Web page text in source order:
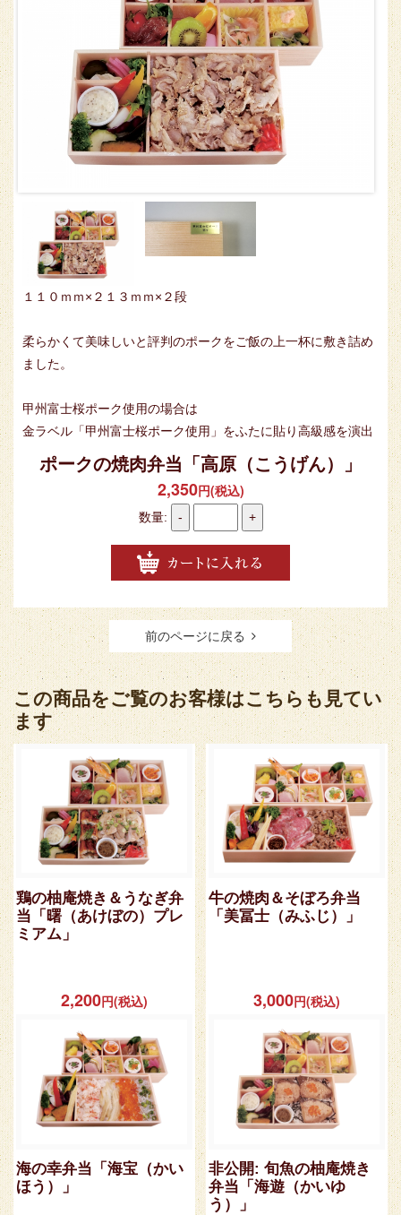
１１０ｍｍ×２１３ｍｍ×２段
柔らかくて美味しいと評判のポークをご飯の上一杯に敷き詰め
ました。
甲州富士桜ポーク使用の場合は
金ラベル「甲州富士桜ポーク使用」をふたに貼り高級感を演出
ポークの焼肉弁当「高原（こうげん）」
2,350円(税込)
数量: - +
前のページに戻る
この商品をご覧のお客様はこちらも見てい
ます
鶏の柚庵焼き＆うなぎ弁
当「曙（あけぼの）プレ
ミアム」
2,200円(税込)
牛の焼肉＆そぼろ弁当
「美冨士（みふじ）」
3,000円(税込)
海の幸弁当「海宝（かい
ほう）」
非公開: 旬魚の柚庵焼き
弁当「海遊（かいゆ
う）」